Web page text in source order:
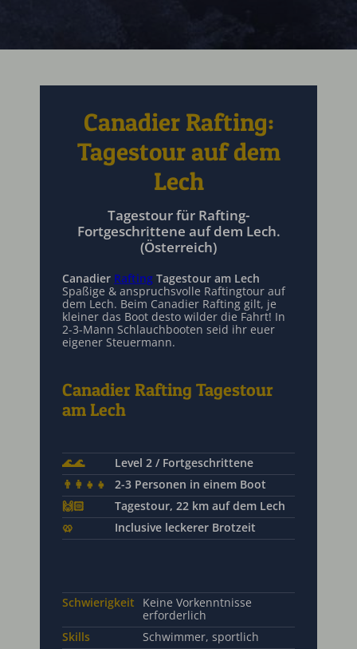
Canadier Rafting:
Tagestour auf dem
Lech
Tagestour für Rafting-
Fortgeschrittene auf dem Lech.
(Österreich)
Canadier Rafting Tagestour am Lech
Spaßige & anspruchsvolle Raftingtour auf
dem Lech. Beim Canadier Rafting gilt, je
kleiner das Boot desto wilder die Fahrt! In
2-3-Mann Schlauchbooten seid ihr euer
eigener Steuermann.
Canadier Rafting Tagestour
am Lech
🌊🌊
Level 2 / Fortgeschrittene
👨‍👩‍👧‍👧
2-3 Personen in einem Boot
🙌🏻
Tagestour, 22 km auf dem Lech
🥨
Inclusive leckerer Brotzeit
Schwierigkeit
Keine Vorkenntnisse
erforderlich
Skills
Schwimmer, sportlich